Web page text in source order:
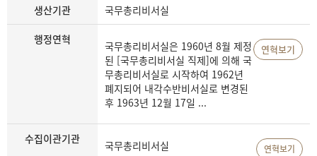
생산기관 국무총리비서실
행정연혁
국무총리비서실은 1960년 8월 제정
된 [국무총리비서실 직제]에 의해 국
무총리비서실로 시작하여 1962년
폐지되어 내각수반비서실로 변경된
후 1963년 12월 17일 ...
연혁보기
수집이관기관 국무총리비서실 연혁보기